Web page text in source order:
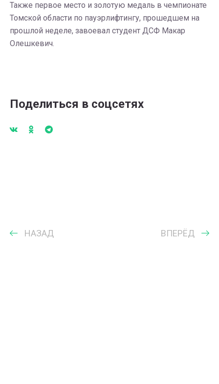
Также первое место и золотую медаль в чемпионате
Томской области по пауэрлифтингу, прошедшем на
прошлой неделе, завоевал студент ДСФ Макар
Олешкевич.
Поделиться в соцсетях
НАЗАД ВПЕРЁД